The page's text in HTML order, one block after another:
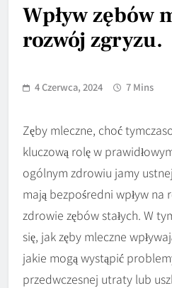
Wpływ zębów
rozwój zgryzu.
4 Czerwca, 2024 7 Mins
Zęby mleczne, choć
kluczową rolę w
ogólnym zdrowiu jamy
mają bezpośredni wpływ na
zdrowie zębów stałych. W
się, jak zęby mleczne
jakie mogą wystąpić
przedwczesnej utraty lub